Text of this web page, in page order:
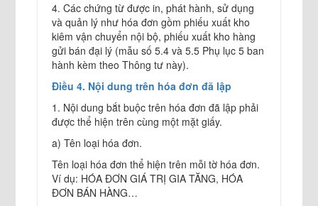
4. Các chứng từ được in, phát hành, sử dụng
và quản lý như hóa đơn gồm phiếu xuất kho
kiêm vận chuyển nội bộ, phiếu xuất kho hàng
gửi bán đại lý (mẫu số 5.4 và 5.5 Phụ lục 5 ban
hành kèm theo Thông tư này).
Điều 4. Nội dung trên hóa đơn đã lập
1. Nội dung bắt buộc trên hóa đơn đã lập phải
được thể hiện trên cùng một mặt giấy.
a) Tên loại hóa đơn.
Tên loại hóa đơn thể hiện trên mỗi tờ hóa đơn.
Ví dụ: HÓA ĐƠN GIÁ TRỊ GIA TĂNG, HÓA
ĐƠN BÁN HÀNG…